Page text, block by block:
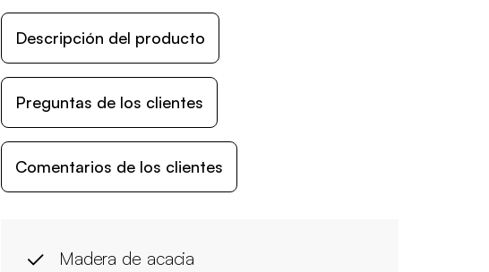
Descripción del producto
Preguntas de los clientes
Comentarios de los clientes
Madera de acacia